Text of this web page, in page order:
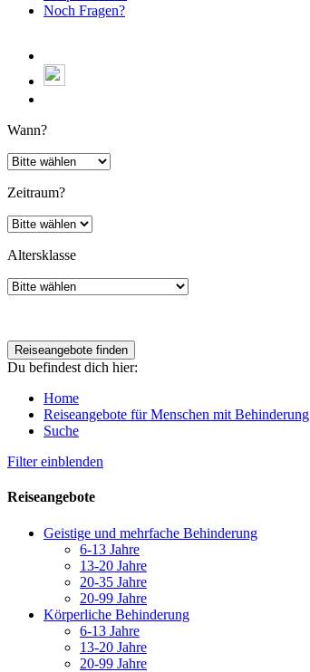
Noch Fragen?
Wann?
Zeitraum?
Altersklasse
Du befindest dich hier:
Home
Reiseangebote für Menschen mit Behinderung
Suche
Filter einblenden
Reiseangebote
Geistige und mehrfache Behinderung
6-13 Jahre
13-20 Jahre
20-35 Jahre
20-99 Jahre
Körperliche Behinderung
6-13 Jahre
13-20 Jahre
20-99 Jahre